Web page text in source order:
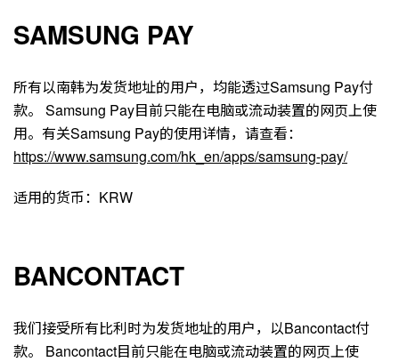
SAMSUNG PAY
所有以南韩为发货地址的用户，均能透过Samsung Pay付
款。 Samsung Pay目前只能在电脑或流动装置的网页上使
用。有关Samsung Pay的使用详情，请查看：
https://www.samsung.com/hk_en/apps/samsung-pay/
适用的货币：KRW
BANCONTACT
我们接受所有比利时为发货地址的用户，以Bancontact付
款。 Bancontact目前只能在电脑或流动装置的网页上使